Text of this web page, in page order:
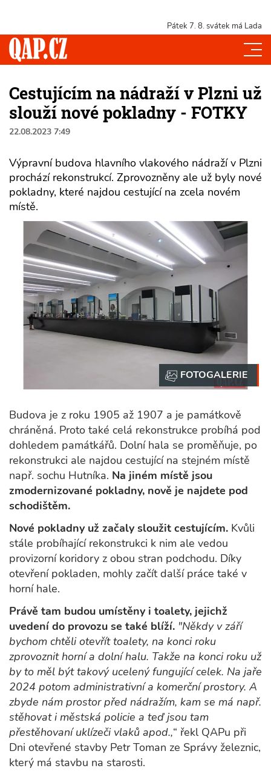
Pátek 7. 8. svátek má Lada
Cestujícím na nádraží v Plzni už
slouží nové pokladny - FOTKY
22.08.2023 7:49
Výpravní budova hlavního vlakového nádraží v Plzni
prochází rekonstrukcí. Zprovozněny ale už byly nové
pokladny, které najdou cestující na zcela novém
místě.
Budova je z roku 1905 až 1907 a je památkově
chráněná. Proto také celá rekonstrukce probíhá pod
dohledem památkářů. Dolní hala se proměňuje, po
rekonstrukci ale najdou cestující na stejném místě
např. sochu Hutníka. Na jiném místě jsou
zmodernizované pokladny, nově je najdete pod
schodištěm.
Nové pokladny už začaly sloužit cestujícím. Kvůli
stále probíhající rekonstrukci k nim ale vedou
provizorní koridory z obou stran podchodu. Díky
otevření pokladen, mohly začít další práce také v
horní hale.
Právě tam budou umístěny i toalety, jejichž
uvedení do provozu se také blíží. "Někdy v září
bychom chtěli otevřít toalety, na konci roku
zprovoznit horní a dolní halu. Takže na konci roku už
by to měl být takový ucelený fungující celek. Na jaře
2024 potom administrativní a komerční prostory. A
zbyde nám prostor před nádražím, kam se má např.
stěhovat i městská policie a teď jsou tam
přestěhovaní uklízeči vlaků apod.,“ řekl QAPu při
Dni otevřené stavby Petr Toman ze Správy železnic,
který má stavbu na starosti.